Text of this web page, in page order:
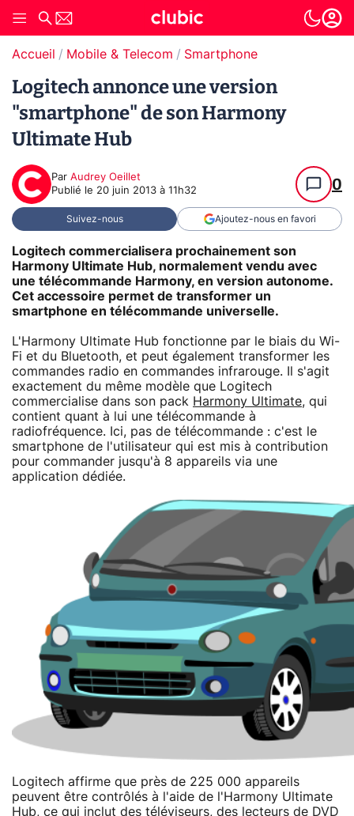
Accueil Mobile & Telecom Smartphone
Logitech annonce une version
"smartphone" de son Harmony
Ultimate Hub
Par Audrey Oeillet
Publié le 20 juin 2013 à 11h32 0
Suivez-nous Ajoutez-nous en favori
Logitech commercialisera prochainement son
Harmony Ultimate Hub, normalement vendu avec
une télécommande Harmony, en version autonome.
Cet accessoire permet de transformer un
smartphone en télécommande universelle.
L'Harmony Ultimate Hub fonctionne par le biais du Wi-
Fi et du Bluetooth, et peut également transformer les
commandes radio en commandes infrarouge. Il s'agit
exactement du même modèle que Logitech
commercialise dans son pack Harmony Ultimate, qui
contient quant à lui une télécommande à
radiofréquence. Ici, pas de télécommande : c'est le
smartphone de l'utilisateur qui est mis à contribution
pour commander jusqu'à 8 appareils via une
application dédiée.
Logitech affirme que près de 225 000 appareils
peuvent être contrôlés à l'aide de l'Harmony Ultimate
Hub, ce qui inclut des téléviseurs, des lecteurs de DVD